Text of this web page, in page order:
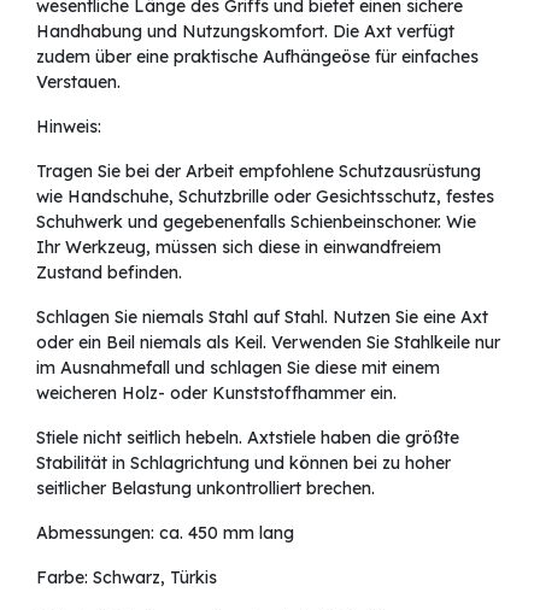
wesentliche Länge des Griffs und bietet einen sichere
Handhabung und Nutzungskomfort. Die Axt verfügt
zudem über eine praktische Aufhängeöse für einfaches
Verstauen.
Hinweis:
Tragen Sie bei der Arbeit empfohlene Schutzausrüstung
wie Handschuhe, Schutzbrille oder Gesichtsschutz, festes
Schuhwerk und gegebenenfalls Schienbeinschoner. Wie
Ihr Werkzeug, müssen sich diese in einwandfreiem
Zustand befinden.
Schlagen Sie niemals Stahl auf Stahl. Nutzen Sie eine Axt
oder ein Beil niemals als Keil. Verwenden Sie Stahlkeile nur
im Ausnahmefall und schlagen Sie diese mit einem
weicheren Holz- oder Kunststoffhammer ein.
Stiele nicht seitlich hebeln. Axtstiele haben die größte
Stabilität in Schlagrichtung und können bei zu hoher
seitlicher Belastung unkontrolliert brechen.
Abmessungen: ca. 450 mm lang
Farbe: Schwarz, Türkis